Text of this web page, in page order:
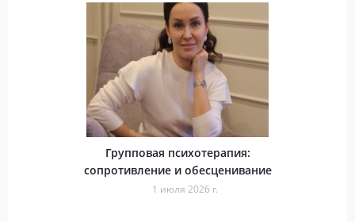
Групповая психотерапия:
сопротивление и обесценивание
1 июля 2026 г.